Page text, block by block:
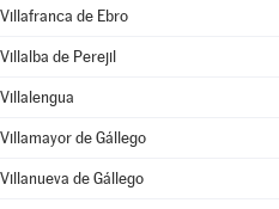
Villafranca de Ebro
Villalba de Perejil
Villalengua
Villamayor de Gállego
Villanueva de Gállego